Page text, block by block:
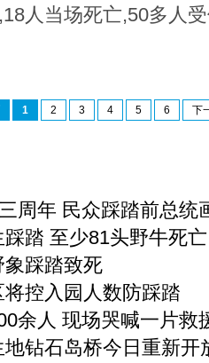
人当场死亡,50多人
1 2 3 4 5 6 下
周年 民众踩踏前总统
踏 至少81头野牛死亡
踩踏致死
控入园人数防踩踏
余人 现场哭喊一片救
钻石岛桥今日重新开